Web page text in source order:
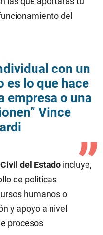
del
con un
es lo que hace
empresa o una
Vince
del Estado incluye,
de políticas
humanos o
y apoyo a nivel
procesos